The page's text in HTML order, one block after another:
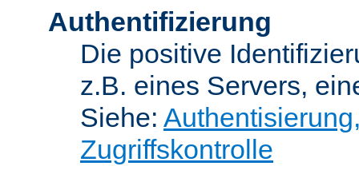
Authentifizierung
Die positive
z.B. eines Servers,
Siehe:
Zugriffskontrolle